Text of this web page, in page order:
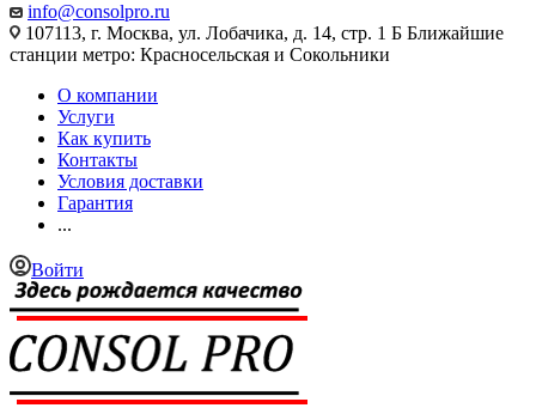
info@consolpro.ru
107113, г. Москва, ул. Лобачика, д. 14, стр. 1 Б Ближайшие
станции метро: Красносельская и Сокольники
О компании
Услуги
Как купить
Контакты
Условия доставки
Гарантия
...
Войти